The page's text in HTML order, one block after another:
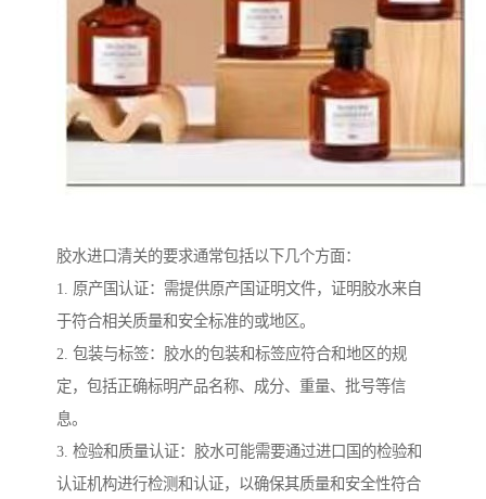
胶水进口清关的要求通常包括以下几个方面：
1. 原产国认证：需提供原产国证明文件，证明胶水来自
于符合相关质量和安全标准的或地区。
2. 包装与标签：胶水的包装和标签应符合和地区的规
定，包括正确标明产品名称、成分、重量、批号等信
息。
3. 检验和质量认证：胶水可能需要通过进口国的检验和
认证机构进行检测和认证，以确保其质量和安全性符合